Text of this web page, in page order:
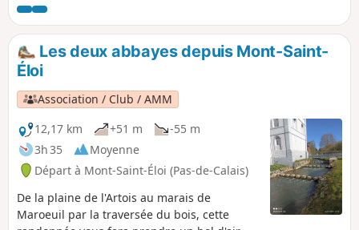
Bois C'est un peu tortueux (pas logique
dit toujours l'une de mes amies), mais
ça permet d'emprunter quelques
sentiers moins fréquentés.
Les deux abbayes depuis Mont-Saint-
Éloi
Association / Club / AMM
12,17 km
+51 m
-55 m
3h 35
Moyenne
Départ à Mont-Saint-Éloi (Pas-de-Calais)
De la plaine de l'Artois au marais de
Maroeuil par la traversée du bois, cette